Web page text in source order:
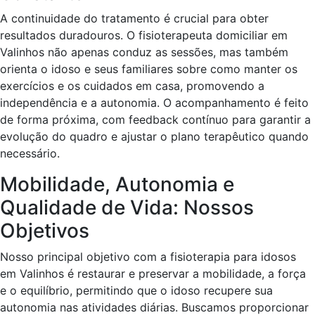
A continuidade do tratamento é crucial para obter
resultados duradouros. O fisioterapeuta domiciliar em
Valinhos não apenas conduz as sessões, mas também
orienta o idoso e seus familiares sobre como manter os
exercícios e os cuidados em casa, promovendo a
independência e a autonomia. O acompanhamento é feito
de forma próxima, com feedback contínuo para garantir a
evolução do quadro e ajustar o plano terapêutico quando
necessário.
Mobilidade, Autonomia e
Qualidade de Vida: Nossos
Objetivos
Nosso principal objetivo com a fisioterapia para idosos
em Valinhos é restaurar e preservar a mobilidade, a força
e o equilíbrio, permitindo que o idoso recupere sua
autonomia nas atividades diárias. Buscamos proporcionar